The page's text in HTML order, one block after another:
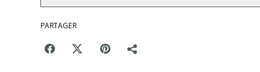
PARTAGER